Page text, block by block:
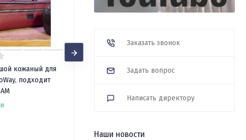
кожаный для
подходит
Подарочный сертификат 5000
В наличии
Заказать звонок
Задать вопрос
Написать директору
Наши новости